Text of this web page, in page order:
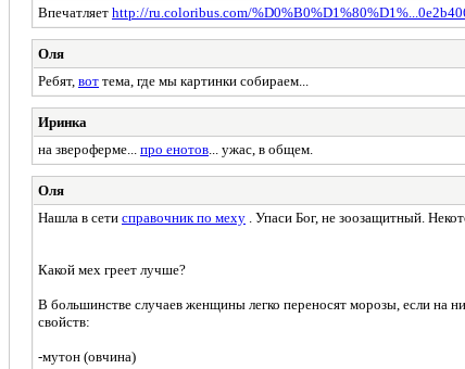
Впечатляет http://ru.coloribus.com/
Оля
Ребят, вот тема, где мы картинки собираем...
Иринка
на звероферме... про енотов ... ужас, в общем.
Оля
Нашла в сети справочник по меху . Упаси Бог, не зоозащитный.
Какой мех греет лучше?
В большинстве случаев женщины легко переносят морозы, если на
свойств:
-мутон (овчина)